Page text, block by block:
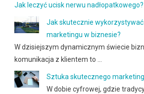
Jak leczyć ucisk nerwu nadłopatkowego?
Jak skutecznie
marketingu w biznesie?
W dzisiejszym dynamicznym świecie
komunikacja z klientem to …
Sztuka skutecznego
W dobie cyfrowej, gdzie